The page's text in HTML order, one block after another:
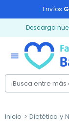
Envíos
Descarga
menu
Inicio Dietética y